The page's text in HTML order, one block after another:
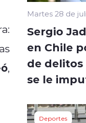
,
Martes 28 de
Sergio
en Chile
de
se le
Deportes